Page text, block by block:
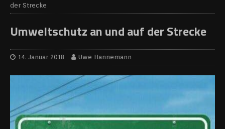
der Strecke
Umweltschutz an und auf der Strecke
14. Januar 2018 Uwe Hannemann